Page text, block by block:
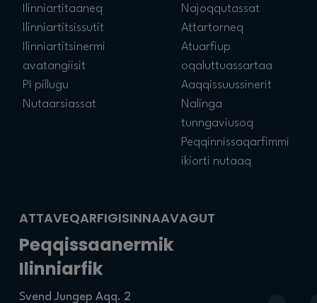
ATTAVEQARFIGISINNAAVAGUT
Peqqissaanermik
Ilinniarfik
Svend Jungep Aqq. 2
Ilinniartitaaneq
Ilinniartitsissutit
Ilinniartitsinermi
avatangiisit
PI pillugu
Nutaarsiassat
Najoqqutassat
Attartorneq
Atuarfiup
oqaluttuassartaa
Aaqqissuussinerit
Nalinga
tunngaviusoq
Peqqinnissaqarfimmi
ikiorti nutaaq